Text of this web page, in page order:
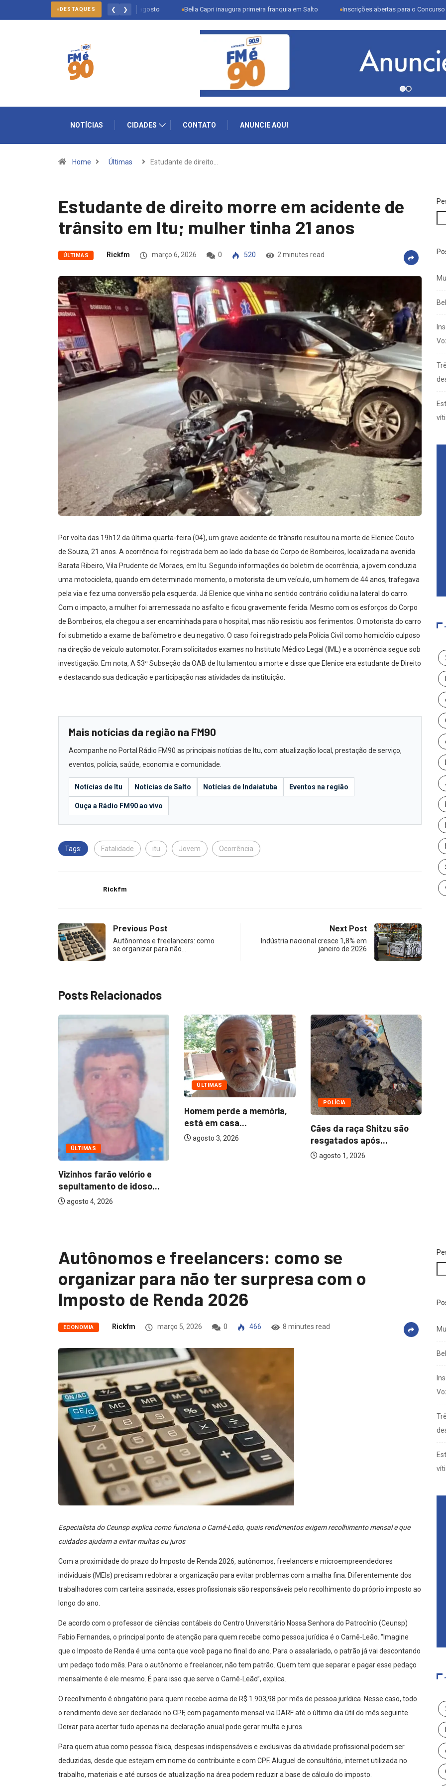
DESTAQUES ❮ ❯
Multivacinação de Salto vai até 31 de agosto Bella Capri inaugura primeira franquia em Salto Inscrições abertas para o Concurso Literário
NOTÍCIAS CIDADES CONTATO ANUNCIE AQUI
Home Últimas Estudante de direito…
Estudante de direito morre em acidente de
trânsito em Itu; mulher tinha 21 anos
ÚLTIMAS Rickfm março 6, 2026 0 520 2 minutes read
Por volta das 19h12 da última quarta-feira (04), um grave acidente de trânsito resultou na morte de Elenice Couto
de Souza, 21 anos. A ocorrência foi registrada bem ao lado da base do Corpo de Bombeiros, localizada na avenida
Barata Ribeiro, Vila Prudente de Moraes, em Itu. Segundo informações do boletim de ocorrência, a jovem conduzia
uma motocicleta, quando em determinado momento, o motorista de um veículo, um homem de 44 anos, trafegava
pela via e fez uma conversão pela esquerda. Já Elenice que vinha no sentido contrário colidiu na lateral do carro.
Com o impacto, a mulher foi arremessada no asfalto e ficou gravemente ferida. Mesmo com os esforços do Corpo
de Bombeiros, ela chegou a ser encaminhada para o hospital, mas não resistiu aos ferimentos. O motorista do carro
foi submetido a exame de bafômetro e deu negativo. O caso foi registrado pela Polícia Civil como homicídio culposo
na direção de veículo automotor. Foram solicitados exames no Instituto Médico Legal (IML) e a ocorrência segue sob
investigação. Em nota, A 53ª Subseção da OAB de Itu lamentou a morte e disse que Elenice era estudante de Direito
e destacando sua dedicação e participação nas atividades da instituição.
Mais notícias da região na FM90
Acompanhe no Portal Rádio FM90 as principais notícias de Itu, com atualização local, prestação de serviço,
eventos, polícia, saúde, economia e comunidade.
Notícias de Itu Notícias de Salto Notícias de Indaiatuba Eventos na região
Ouça a Rádio FM90 ao vivo
Tags: Fatalidade itu Jovem Ocorrência
Rickfm
Previous Post
Autônomos e freelancers: como
se organizar para não…
Next Post
Indústria nacional cresce 1,8% em
janeiro de 2026
Posts Relacionados
ÚLTIMAS
Homem perde a memória,
está em casa...
agosto 3, 2026
Cães da raça Shitzu são
resgatados após...
Autônomos e freelancers: como se
organizar para não ter surpresa com o
Imposto de Renda 2026
ECONOMIA Rickfm março 5, 2026 0 466 8 minutes read
Especialista do Ceunsp explica como funciona o Carnê-Leão, quais rendimentos exigem recolhimento mensal e que
cuidados ajudam a evitar multas ou juros
Com a proximidade do prazo do Imposto de Renda 2026, autônomos, freelancers e microempreendedores
individuais (MEIs) precisam redobrar a organização para evitar problemas com a malha fina. Diferentemente dos
trabalhadores com carteira assinada, esses profissionais são responsáveis pelo recolhimento do próprio imposto ao
longo do ano.
De acordo com o professor de ciências contábeis do Centro Universitário Nossa Senhora do Patrocínio (Ceunsp)
Fabio Fernandes, o principal ponto de atenção para quem recebe como pessoa jurídica é o Carnê-Leão. “Imagine
que o Imposto de Renda é uma conta que você paga no final do ano. Para o assalariado, o patrão já vai descontando
um pedaço todo mês. Para o autônomo e freelancer, não tem patrão. Quem tem que separar e pagar esse pedaço
mensalmente é ele mesmo. É para isso que serve o Carnê-Leão”, explica.
O recolhimento é obrigatório para quem recebe acima de R$ 1.903,98 por mês de pessoa jurídica. Nesse caso, todo
o rendimento deve ser declarado no CPF, com pagamento mensal via DARF até o último dia útil do mês seguinte.
Deixar para acertar tudo apenas na declaração anual pode gerar multa e juros.
Para quem atua como pessoa física, despesas indispensáveis e exclusivas da atividade profissional podem ser
deduzidas, desde que estejam em nome do contribuinte e com CPF. Aluguel de consultório, internet utilizada no
trabalho, materiais e até cursos de atualização na área podem reduzir a base de cálculo do imposto.